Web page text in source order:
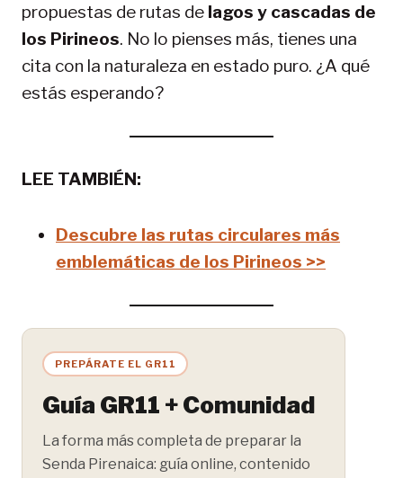
propuestas de rutas de lagos y cascadas de
los Pirineos. No lo pienses más, tienes una
cita con la naturaleza en estado puro. ¿A qué
estás esperando?
LEE TAMBIÉN:
Descubre las rutas circulares más
emblemáticas de los Pirineos >>
PREPÁRATE EL GR11
Guía GR11 + Comunidad
La forma más completa de preparar la
Senda Pirenaica: guía online, contenido